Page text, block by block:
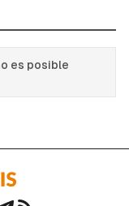
es posible